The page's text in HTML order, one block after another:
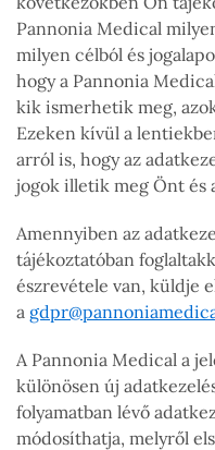
Pannonia Medical
milyen célból és
hogy a Pannonia
kik ismerhetik meg,
Ezeken kívül a
arról is, hogy az
jogok illetik meg Önt és
Amennyiben az
tájékoztatóban
észrevétele van, küldje
a
A Pannonia Medical a
különösen új
folyamatban lévő
módosíthatja, melyről